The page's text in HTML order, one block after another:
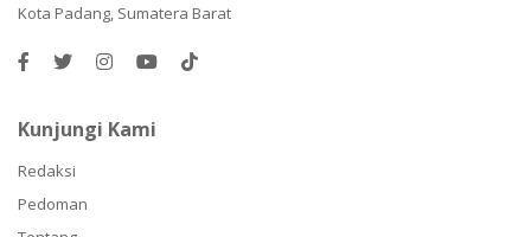
Kota Padang, Sumatera Barat
Kunjungi Kami
Redaksi
Pedoman